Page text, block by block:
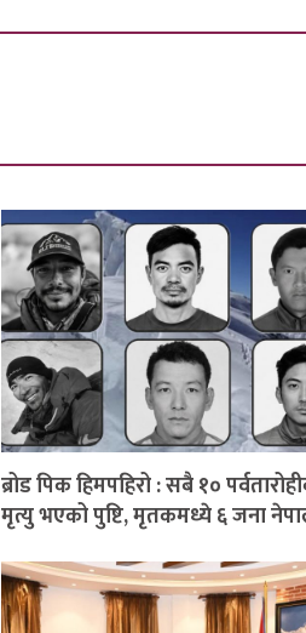
ब्रोड पिक हिमपहिरो : सबै १०
मृत्यु भएको पुष्टि, मृतकमध्ये ६ जना